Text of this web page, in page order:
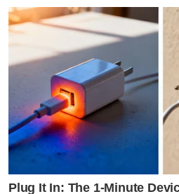
Plug It In: The 1-Minute